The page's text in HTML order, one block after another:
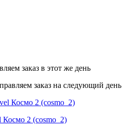
заказ в этот же день
заказ на следующий день
2 (cosmo_2)